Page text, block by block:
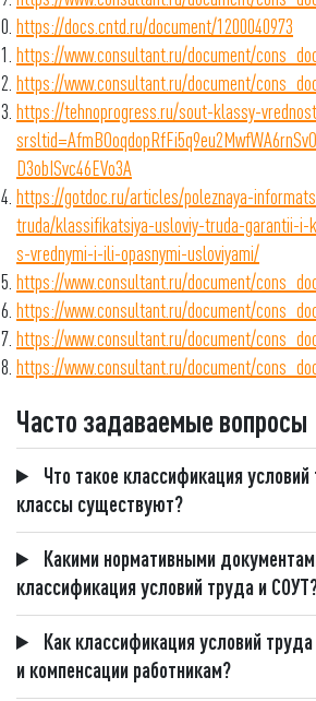
https://docs.cntd.ru/document/1200040973
https://www.consultant.ru/document/
https://www.consultant.ru/document/
https://tehnoprogress.ru/sout-klassy-
D3obISvc46EVo3A
https://gotdoc.ru/articles/poleznaya-
truda/klassifikatsiya-usloviy-truda-garantii-i-
s-vrednymi-i-ili-opasnymi-usloviyami/
https://www.consultant.ru/document/
https://www.consultant.ru/document/
https://www.consultant.ru/document/
https://www.consultant.ru/document/
Часто задаваемые вопросы
Что такое классификация
классы существуют?
Какими нормативными
классификация условий труда и
Как классификация условий
и компенсации работникам?